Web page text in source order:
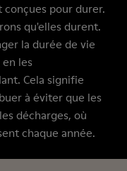
conçues pour durer.
qu'elles durent.
la durée de vie
les
Cela signifie
à éviter que les
décharges, où
chaque année.